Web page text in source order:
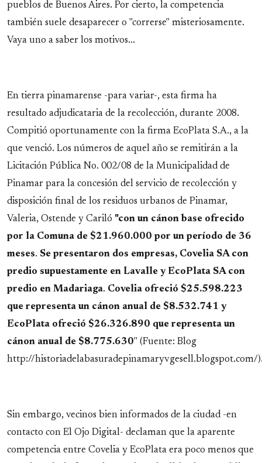
pueblos de Buenos Aires. Por cierto, la competencia
también suele desaparecer o "correrse" misteriosamente.
Vaya uno a saber los motivos...
En tierra pinamarense -para variar-, esta firma ha
resultado adjudicataria de la recolección, durante 2008.
Compitió oportunamente con la firma EcoPlata S.A., a la
que venció. Los números de aquel año se remitirán a la
Licitación Pública No. 002/08 de la Municipalidad de
Pinamar para la concesión del servicio de recolección y
disposición final de los residuos urbanos de Pinamar,
Valeria, Ostende y Cariló "con un cánon base ofrecido
por la Comuna de $21.960.000 por un período de 36
meses. Se presentaron dos empresas, Covelia SA con
predio supuestamente en Lavalle y EcoPlata SA con
predio en Madariaga. Covelia ofreció $25.598.223
que representa un cánon anual de $8.532.741 y
EcoPlata ofreció $26.326.890 que representa un
cánon anual de $8.775.630" (Fuente: Blog
http://historiadelabasuradepinamaryvgesell.blogspot.com/
Sin embargo, vecinos bien informados de la ciudad -en
contacto con El Ojo Digital- declaman que la aparente
competencia entre Covelia y EcoPlata era poco menos que